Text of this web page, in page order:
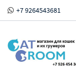
+7 9264543681